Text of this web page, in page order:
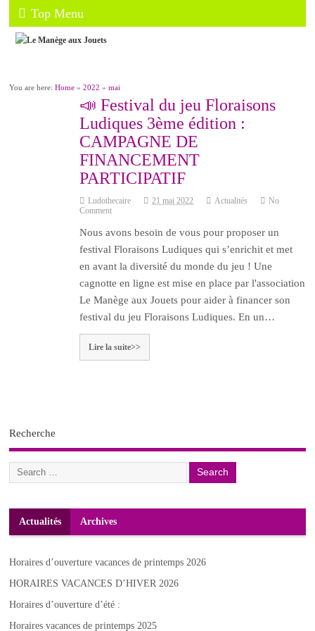
Top Menu
You are here:Home »2022 »mai
📣 Festival du jeu Floraisons
Ludiques 3ème édition :
CAMPAGNE DE
FINANCEMENT
PARTICIPATIF
Ludothecaire 21 mai 2022 Actualités
No
Comment
Nous avons besoin de vous pour proposer un
festival Floraisons Ludiques qui s’enrichit et met
en avant la diversité du monde du jeu ! Une
cagnotte en ligne est mise en place par l'association
Le Manège aux Jouets pour aider à financer son
festival du jeu Floraisons Ludiques. En un…
Lire la suite>>
Recherche
Actualités Archives
Horaires d’ouverture vacances de printemps 2026
HORAIRES VACANCES D’HIVER 2026
Horaires d’ouverture d’été :
Horaires vacances de printemps 2025